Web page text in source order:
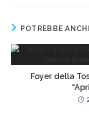
POTREBBE
Foyer della